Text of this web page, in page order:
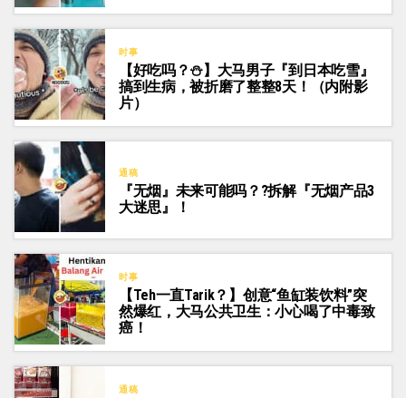
时事
【好吃吗？⛄】大马男子『到日本吃雪』
搞到生病，被折磨了整整8天！（内附影
片）
通稿
『无烟』未来可能吗？?拆解『无烟产品3
大迷思』！
时事
【Teh一直Tarik？】创意“鱼缸装饮料”突
然爆红，大马公共卫生：小心喝了中毒致
癌！
通稿